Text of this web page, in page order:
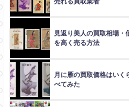
売れる買取業者
見返り美人の買取相場・
を高く売る方法
月に雁の買取価格はいく
べてみた